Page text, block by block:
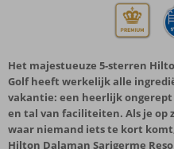
Het majestueuze 5-sterren
Golf heeft werkelijk alle
vakantie: een heerlijk
en tal van faciliteiten. Als je op
waar niemand iets te kort
Hilton Dalaman Sarigerme